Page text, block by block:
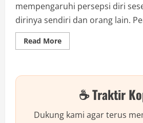
mempengaruhi persepsi diri
dirinya sendiri dan orang lain.
Read MoreRead
more
Instagram
Harus
Kamu
Sekarang!
☕ Traktir
Dukung kami agar terus